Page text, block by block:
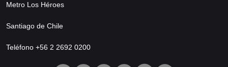
Metro Los Héroes
Santiago de Chile
Teléfono +56 2 2692 0200